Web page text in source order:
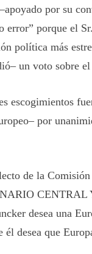
por su
error” porque el
política más
un voto sobre
escogimientos
por
de la
desea una
él desea que